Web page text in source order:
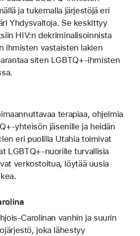
ja tukemalla järjestöjä eri
Yhdysvaltoja. Se keskittyy
HIV:n dekriminalisoinnista
ihmisten vastaisten lakien
siten LGBTQ+-ihmisten
terapiaa, ohjelmia
jäsenille ja heidän
eri puolilla Utahia toimivat
LGBTQ+-nuorille turvallisia
verkostoitua, löytää uusia
Carolinan vanhin ja suurin
joka lähestyy